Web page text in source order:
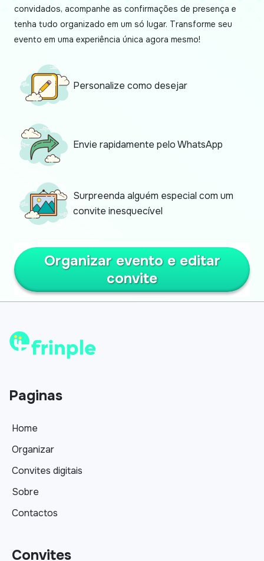
convidados, acompanhe as confirmações de presença e
tenha tudo organizado em um só lugar. Transforme seu
evento em uma experiência única agora mesmo!
Personalize como desejar
Envie rapidamente pelo WhatsApp
Surpreenda alguém especial com um
convite inesquecível
Organizar evento e editar
convite
Paginas
Home
Organizar
Convites digitais
Sobre
Contactos
Convites